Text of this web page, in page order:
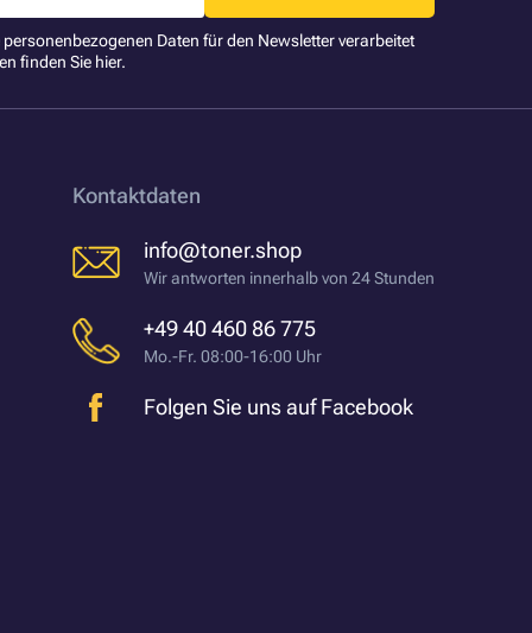
Daten für den Newsletter verarbeitet
finden Sie hier.
Kontaktdaten
info@toner.shop
Wir antworten innerhalb von 24 Stunden
+49 40 460 86 775
Mo.-Fr. 08:00-16:00 Uhr
Folgen Sie uns auf Facebook